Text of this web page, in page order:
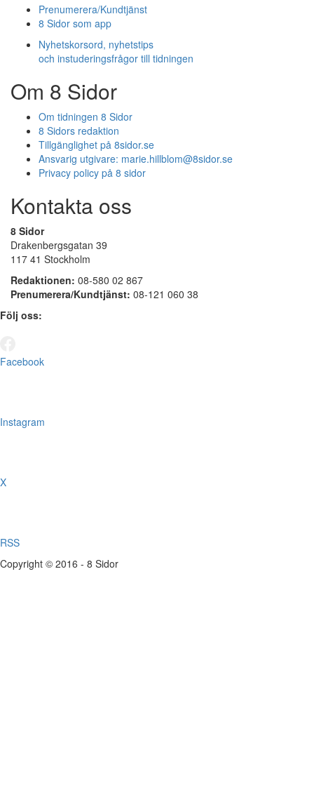
Prenumerera/Kundtjänst
8 Sidor som app
Nyhetskorsord, nyhetstips
och instuderingsfrågor till tidningen
Om 8 Sidor
Om tidningen 8 Sidor
8 Sidors redaktion
Tillgänglighet på 8sidor.se
Ansvarig utgivare: marie.hillblom@8sidor.se
Privacy policy på 8 sidor
Kontakta oss
8 Sidor
Drakenbergsgatan 39
117 41 Stockholm
Redaktionen: 08-580 02 867
Prenumerera/Kundtjänst: 08-121 060 38
Följ oss:
Facebook
Instagram
X
RSS
Copyright © 2016 - 8 Sidor